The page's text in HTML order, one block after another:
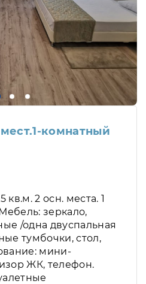
комнатный
2 осн. места. 1
зеркало,
/одна двуспальная
тумбочки, стол,
мини-
ЖК, телефон.